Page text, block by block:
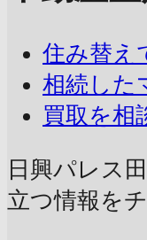
住み替え
相続した
買取を相
日興パレス
立つ情報を